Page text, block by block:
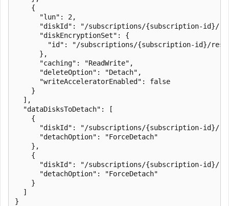
    {
      "lun": 2,
"diskId": "/subscriptions/{subscription-id}/
      "diskEncryptionSet": {
"id": "/subscriptions/{subscription-id}/
      },
      "caching": "ReadWrite",
      "deleteOption": "Detach",
      "writeAcceleratorEnabled": false
    }
  ],
  "dataDisksToDetach": [
    {
"diskId": "/subscriptions/{subscription-id}/
      "detachOption": "ForceDetach"
    },
    {
"diskId": "/subscriptions/{subscription-id}/
      "detachOption": "ForceDetach"
    }
  ]
}